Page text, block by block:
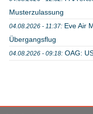
Musterzulassung
04.08.2026 - 11:37: Eve Air
Übergangsflug
04.08.2026 - 09:18: OAG: